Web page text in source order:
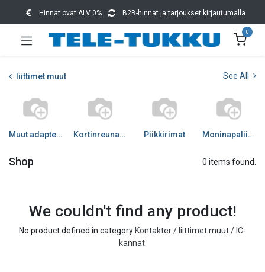
Hinnat ovat ALV 0%. B2B-hinnat ja tarjoukset kirjautumalla
0
liittimet muut See All
Muut adapterit Kortinreunaliittimet Piikkirimat Moninapaliittimet
Shop 0 items found.
We couldn't find any product!
No product defined in category Kontakter / liittimet muut / IC-
kannat.